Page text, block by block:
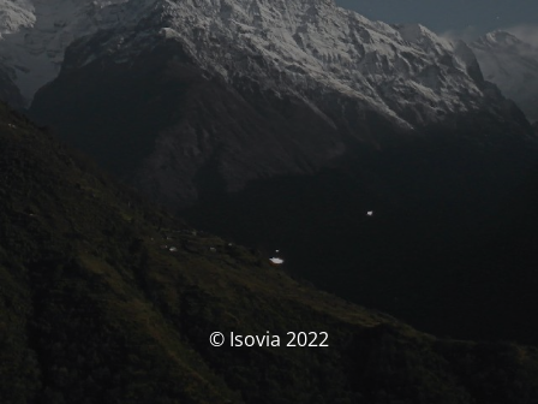
© Isovia 2022